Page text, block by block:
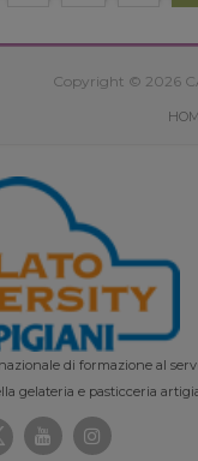
Copyright © 2026
di formazione al
gelateria e pasticceria